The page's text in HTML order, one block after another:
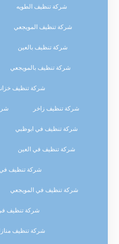
شركة تنظيف الطويه
شركة تنظيف المويجعي
شركة تنظيف بالعين
شركة تنظيف بالمويجعي
شركة تنظيف
شركة تنظيف زاخر
شركة تنظيف في ابوظبي
شركة تنظيف في العين
شركة تنظيف في
شركة تنظيف في المويجعي
شركة تنظيف
شركة تنظيف